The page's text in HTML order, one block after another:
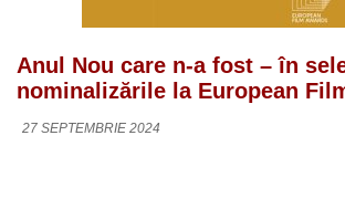
Anul Nou care n-a fost – în
nominalizările la European
27 SEPTEMBRIE 2024